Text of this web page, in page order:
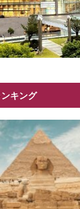
キング